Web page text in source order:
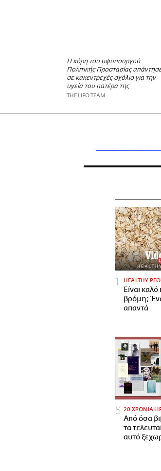
Η κόρη του υφυπουργού
Πολιτικής Προστασίας
σε κακεντρεχές σχόλιο για την
υγεία του πατέρα της
THE LIFO TEAM
HEALTHY
Είναι
βρόμη;
απαντά
20 ΧΡΟΝΙΑ
Από όσα
τα
αυτό